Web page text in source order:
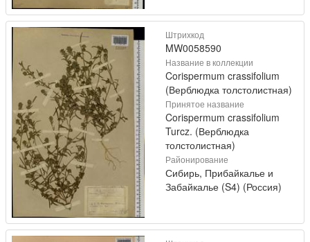
Штрихкод
MW0058590
Название в коллекции
Corispermum crassifolium
(Верблюдка толстолистная)
Принятое название
Corispermum crassifolium
Turcz. (Верблюдка
толстолистная)
Районирование
Сибирь, Прибайкалье и
Забайкалье (S4) (Россия)